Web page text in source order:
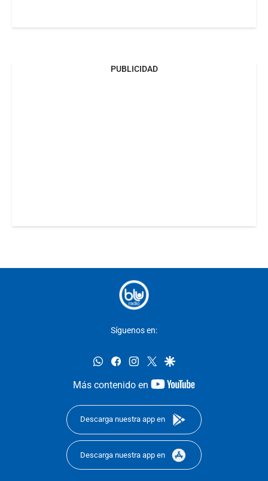
PUBLICIDAD
Síguenos en:
whatsappfacebookinstagram
twittergoogle
Más contenido en
youtube-
Descarga nuestra app en
Descarga nuestra app en